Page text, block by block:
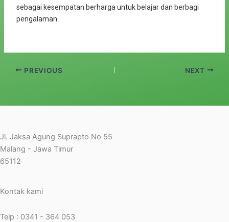
sebagai kesempatan berharga untuk belajar dan berbagi
pengalaman.
PREVIOUS NEXT
Jl. Jaksa Agung Suprapto No 55
Malang - Jawa Timur
65112
Kontak kami
Telp : 0341 - 364 053
Facebook
YouTube
Instagram